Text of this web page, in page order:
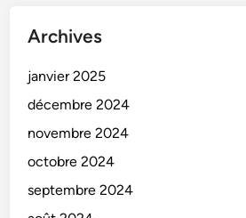
Archives
janvier 2025
décembre 2024
novembre 2024
octobre 2024
septembre 2024